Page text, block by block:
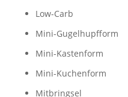
Low-Carb
Mini-Gugelhupfform
Mini-Kastenform
Mini-Kuchenform
Mitbringsel